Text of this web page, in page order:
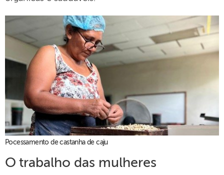
Pocessamento de castanha de caju
O trabalho das mulheres